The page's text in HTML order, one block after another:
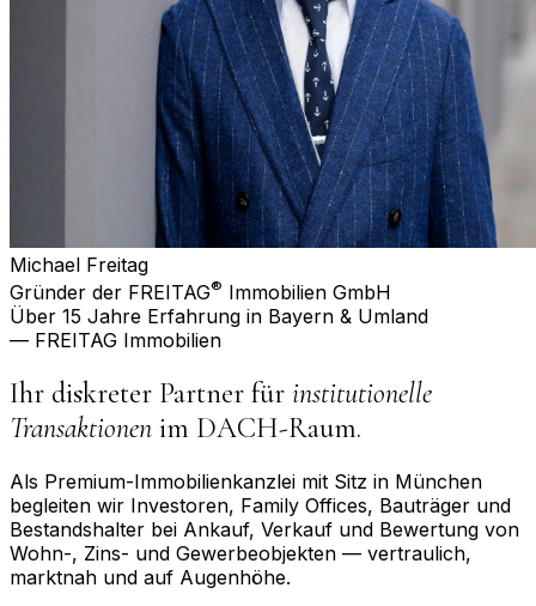
Michael Freitag
Gründer der FREITAG® Immobilien GmbH
Über 15 Jahre Erfahrung in Bayern & Umland
— FREITAG Immobilien
Ihr diskreter Partner für institutionelle
Transaktionen im DACH-Raum.
Als Premium-Immobilienkanzlei mit Sitz in München
begleiten wir Investoren, Family Offices, Bauträger und
Bestandshalter bei Ankauf, Verkauf und Bewertung von
Wohn-, Zins- und Gewerbeobjekten — vertraulich,
marktnah und auf Augenhöhe.